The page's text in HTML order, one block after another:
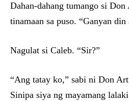
Dahan-dahang tumango si
tinamaan sa puso. “Ganyan
Nagulat si Caleb. “Sir?”
“Ang tatay ko,” sabi ni Don
Sinipa siya ng mayamang